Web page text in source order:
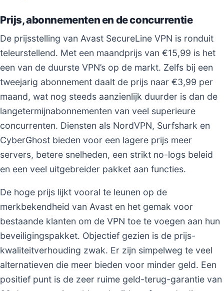
Prijs, abonnementen en de concurrentie
De prijsstelling van Avast SecureLine VPN is ronduit
teleurstellend. Met een maandprijs van €15,99 is het
een van de duurste VPN’s op de markt. Zelfs bij een
tweejarig abonnement daalt de prijs naar €3,99 per
maand, wat nog steeds aanzienlijk duurder is dan de
langetermijnabonnementen van veel superieure
concurrenten. Diensten als NordVPN, Surfshark en
CyberGhost bieden voor een lagere prijs meer
servers, betere snelheden, een strikt no-logs beleid
en een veel uitgebreider pakket aan functies.
De hoge prijs lijkt vooral te leunen op de
merkbekendheid van Avast en het gemak voor
bestaande klanten om de VPN toe te voegen aan hun
beveiligingspakket. Objectief gezien is de prijs-
kwaliteitverhouding zwak. Er zijn simpelweg te veel
alternatieven die meer bieden voor minder geld. Een
positief punt is de zeer ruime geld-terug-garantie van